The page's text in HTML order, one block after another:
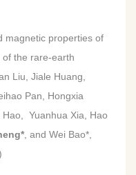
magnetic properties of
of the rare-earth
Liu, Jiale Huang,
Pan, Hongxia
Yuanhua Xia, Hao
, and Wei Bao*,